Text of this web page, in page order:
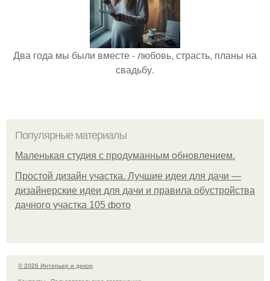
Два года мы были вместе - любовь, страсть, планы на
свадьбу.
Популярные материалы
Маленькая студия с продуманным обновлением.
Простой дизайн участка. Лучшие идеи для дачи —
дизайнерские идеи для дачи и правила обустройства
дачного участка 105 фото
© 2026 Интерьер и декор